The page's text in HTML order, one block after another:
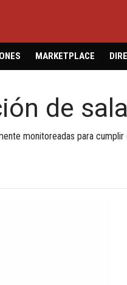
MARKETPLACE
de
monitoreadas para